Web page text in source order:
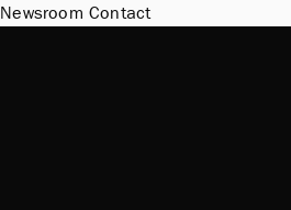
Newsroom Contact